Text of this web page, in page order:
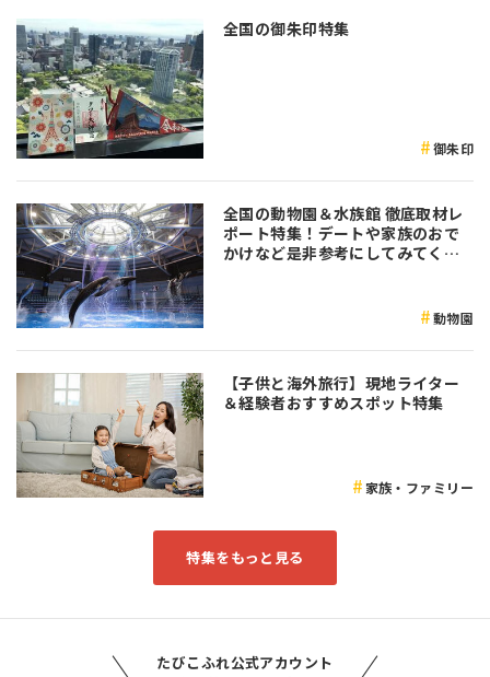
全国の御朱印特集
御朱印
全国の動物園＆水族館 徹底取材レ
ポート特集！デートや家族のおで
かけなど是非参考にしてみてくだ
動物園
【子供と海外旅行】現地ライター
＆経験者おすすめスポット特集
家族・ファミリー
特集をもっと見る
たびこふれ公式アカウント